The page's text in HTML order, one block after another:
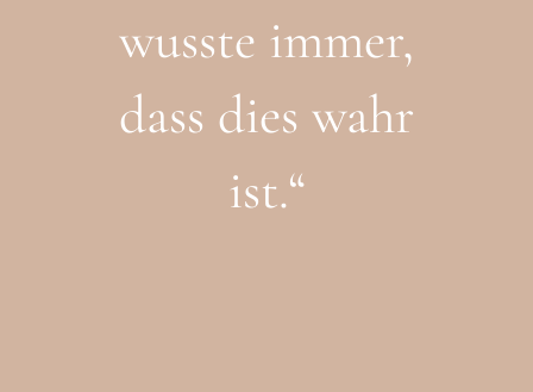
wusste immer,
dass dies wahr
ist.“